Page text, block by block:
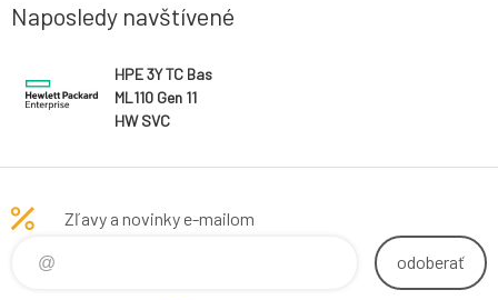
Naposledy navštívené
HPE 3Y TC Bas
ML110 Gen 11
HW SVC
Zľavy a novinky e-mailom
odoberať